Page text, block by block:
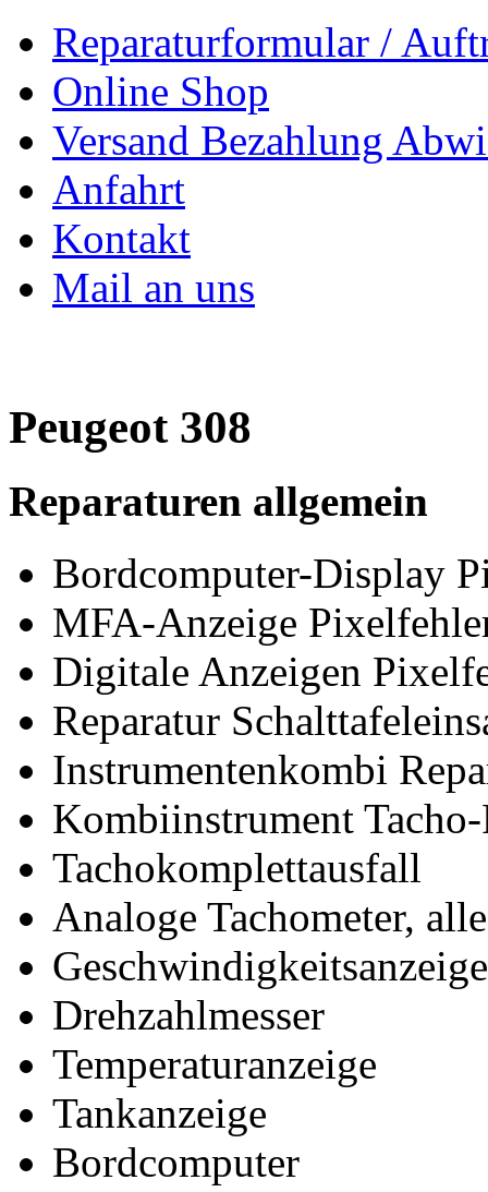
Reparaturformular /
Online Shop
Versand Bezahlung
Anfahrt
Kontakt
Mail an uns
Peugeot 308
Reparaturen allgemein
Bordcomputer-Display
MFA-Anzeige
Digitale Anzeigen
Reparatur
Instrumentenkombi
Kombiinstrument
Tachokomplettausfall
Analoge Tachometer,
Geschwindigkeitsanzeige
Drehzahlmesser
Temperaturanzeige
Tankanzeige
Bordcomputer